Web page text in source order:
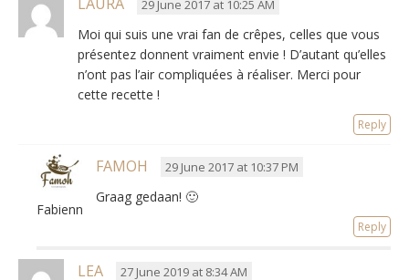
29 June 2017 at 10:25 AM
Moi qui suis une vrai fan de crêpes, celles que vous
présentez donnent vraiment envie ! D’autant qu’elles
n’ont pas l’air compliquées à réaliser. Merci pour
cette recette !
Reply
Fabienne
FAMOH 29 June 2017 at 10:37 PM
Graag gedaan! 🙂
Reply
LEA 27 June 2019 at 8:34 AM